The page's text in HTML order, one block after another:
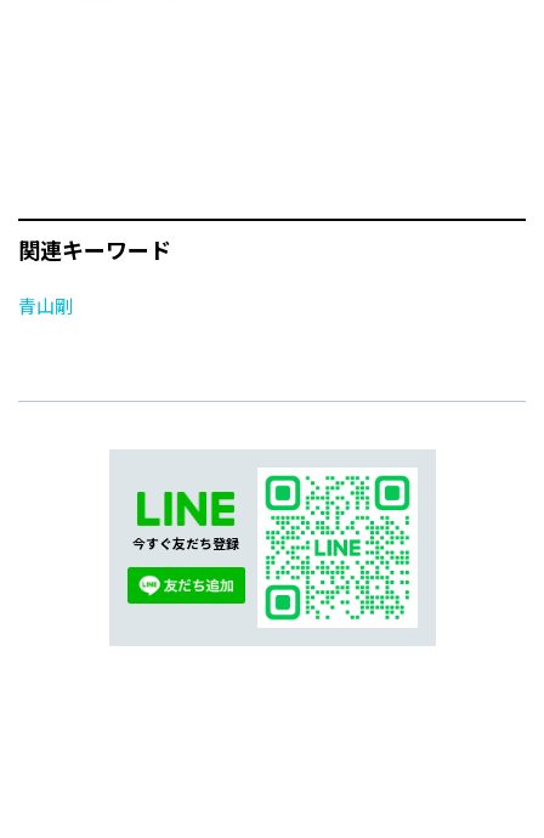
関連キーワード
青山剛
今すぐ友だち登録